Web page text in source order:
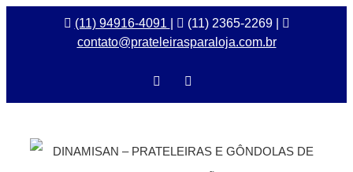
(11) 94916-4091
(11) 2365-2269 |
contato@prateleirasparaloja.com.br
Facebook